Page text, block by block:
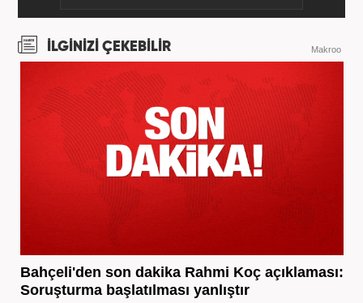
İLGİNİZİ ÇEKEBİLİR